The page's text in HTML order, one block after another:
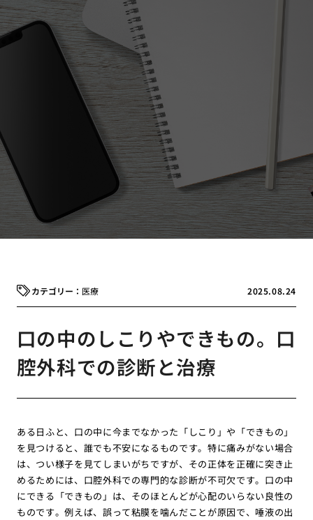
2025.08.24
医療
口の中のしこりやできもの。口
腔外科での診断と治療
ある日ふと、口の中に今までなかった「しこり」や「できもの」
を見つけると、誰でも不安になるものです。特に痛みがない場合
は、つい様子を見てしまいがちですが、その正体を正確に突き止
めるためには、口腔外科での専門的な診断が不可欠です。口の中
にできる「できもの」は、そのほとんどが心配のいらない良性の
ものです。例えば、誤って粘膜を噛んだことが原因で、唾液の出